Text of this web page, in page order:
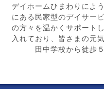
デイホームひまわりによ
にある民家型のデイサー
の方々を温かくサポート
入れており、皆さまの元
田中学校から徒歩